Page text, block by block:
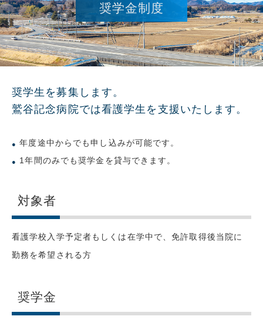
奨学金制度
奨学生を募集します。
鷲谷記念病院では看護学生を支援いたします。
年度途中からでも申し込みが可能です。
1年間のみでも奨学金を貸与できます。
対象者
看護学校入学予定者もしくは在学中で、免許取得後当院に
勤務を希望される方
奨学金